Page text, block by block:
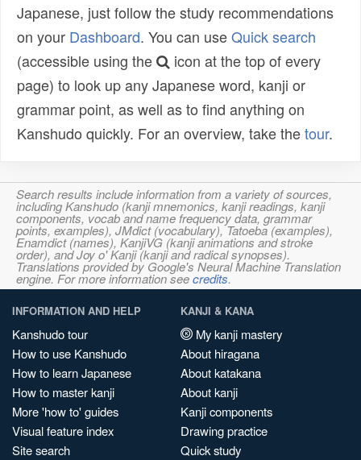
Japanese, just follow the study recommendations
on your Dashboard. You can useQuick search
(accessible using the
icon at the top of every
page) to look up any Japanese word, kanji or
grammar point, as well as to find anything on
Kanshudo quickly. For an overview, take thetour.
Search results include information from a variety of sources,
including Kanshudo (kanji mnemonics, kanji readings, kanji
components, vocab and name frequency data, grammar
points, examples), JMdict (vocabulary), Tatoeba (examples),
Enamdict (names), KanjiVG (kanji animations and stroke
order), and Joy o' Kanji (kanji and radical synopses).
Translations provided by Google's Neural Machine Translation
engine. For more information seecredits.
INFORMATION AND HELP
Kanshudo tour
How to use Kanshudo
How to learn Japanese
How to master kanji
More 'how to' guides
Visual feature index
Site search
KANJI & KANA
My kanji mastery
About hiragana
About katakana
About kanji
Kanji components
Drawing practice
Quick study